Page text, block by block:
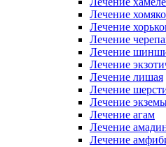
Лечение
Лечение
Лечение
Лечение
Лечение
Лечение лишая
Лечение
Лечение
Лечение агам
Лечение
Лечение